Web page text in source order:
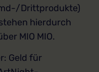
Drittprodukte)
hierdurch
MIO MIO.
Geld für